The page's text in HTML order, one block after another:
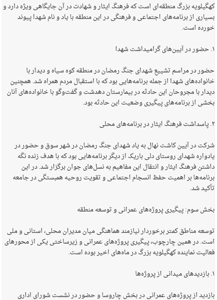
کهگیلویه بزرگ منطقه‌ای است که فرهنگ ایثار و شهادت در آن جایگاهی ویژه دارد و
بسیاری از برنامه‌های اجتماعی و فرهنگی در این منطقه با یاد و نام شهدا پیوند
خورده است.
۱. حضور در آیین‌های گرامیداشت شهدا
حضور در مراسم تشییع شهدای جنگ رمضان در منطقه کوه سیاه و دیدار با
خانواده‌های شهدا از جمله برنامه‌هایی بود که با استقبال مردم همراه شد. همچنین
دیدار با مجروحان این حادثه در بیمارستان دهدشت و گفت‌وگو با خانواده‌های آنان
بخشی از برنامه‌های پیگیری وضعیت این حادثه بود.
۲. پاسداشت فرهنگ ایثار در برنامه‌های محلی
شرکت در آیین کاشت نهال به یاد شهدای جنگ رمضان در شهر سوق و حضور در
یادواره شهدای روستای دلی باریک از دیگر برنامه‌هایی بود که با هدف زنده نگه
داشتن فرهنگ ایثار و انتقال این مفاهیم به نسل‌های جوان برگزار شد. در این
برنامه‌ها بر اهمیت حفظ انسجام اجتماعی و تقویت روحیه همبستگی در جامعه
تأکید شد.
بخش سوم: پیگیری پروژه‌های عمرانی و توسعه منطقه
توسعه مناطق کمتر برخوردار نیازمند هماهنگی میان مدیران محلی، استانی و ملی
است. در همین چارچوب، پیگیری پروژه‌های عمرانی و زیرساختی یکی از محورهای
فعالیت نماینده کهگیلویه بزرگ در ماه‌های اخیر بوده است.
۱. بازدیدهای میدانی از پروژه‌ها
بازدید از پروژه‌های عمرانی در بخش چاروسا و حضور در نشست شورای اداری